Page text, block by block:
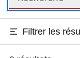
Filtrer les